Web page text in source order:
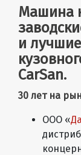
Машина
и
CarSan.
30 лет на
ООО «